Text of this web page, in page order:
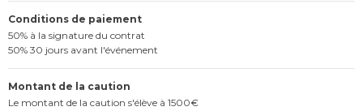
Conditions de paiement
50% à la signature du contrat
50% 30 jours avant l'événement
Montant de la caution
Le montant de la caution s'élève à 1500€